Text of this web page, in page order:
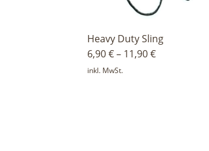
Heavy Duty Sling
6,90€– 11,90€
inkl. MwSt.